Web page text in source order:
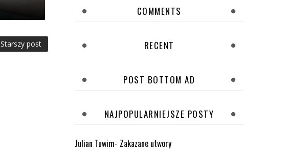
Starszy post
COMMENTS
RECENT
POST BOTTOM AD
NAJPOPULARNIEJSZE POSTY
Julian Tuwim- Zakazane utwory